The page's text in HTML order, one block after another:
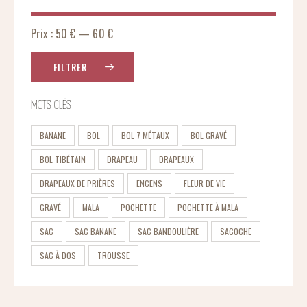
FILTRER
Prix : 50 € — 60 €
MOTS CLÉS
BANANE BOL BOL 7 MÉTAUX BOL GRAVÉ
BOL TIBÉTAIN DRAPEAU DRAPEAUX
DRAPEAUX DE PRIÈRES ENCENS FLEUR DE VIE
GRAVÉ MALA POCHETTE POCHETTE À MALA
SAC SAC BANANE SAC BANDOULIÈRE SACOCHE
SAC À DOS TROUSSE